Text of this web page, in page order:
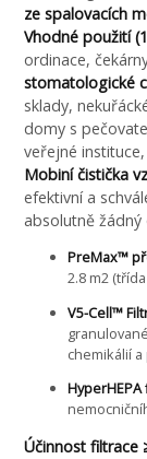
ze spalovacích
Vhodné použití
ordinace,
stomatologické
sklady,
domy s
veřejné
Mobiní čistička
efektivní a
absolutně žádný
PreMax™
2.8 m2 (třída
V5-Cell™
chemikálií a
Účinnost filtrace